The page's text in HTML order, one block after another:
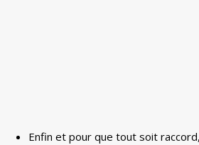
Enfin et pour que tout soit